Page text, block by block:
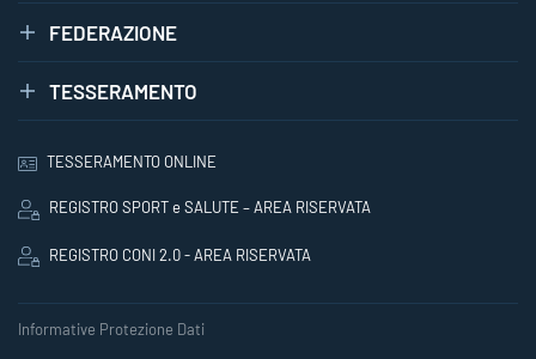
FEDERAZIONE
TESSERAMENTO
TESSERAMENTO ONLINE
REGISTRO SPORT e SALUTE – AREA RISERVATA
REGISTRO CONI 2.0 - AREA RISERVATA
Informative Protezione Dati